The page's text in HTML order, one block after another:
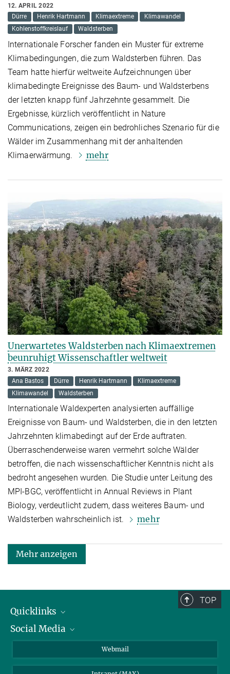
12. APRIL 2022
Dürre
Henrik Hartmann Klimaextreme
Klimawandel
Kohlenstoffkreislauf
Waldsterben
Internationale Forscher fanden ein Muster für extreme
Klimabedingungen, die zum Waldsterben führen. Das
Team hatte hierfür weltweite Aufzeichnungen über
klimabedingte Ereignisse des Baum- und Waldsterbens
der letzten knapp fünf Jahrzehnte gesammelt. Die
Ergebnisse, kürzlich veröffentlicht in Nature
Communications, zeigen ein bedrohliches Szenario für die
Wälder im Zusammenhang mit der anhaltenden
Klimaerwärmung.
mehr
Unerwartetes Waldsterben nach Klimaextremen
beunruhigt Wissenschaftler weltweit
3. MÄRZ 2022
Ana Bastos
Dürre Henrik Hartmann
Klimaextreme
Klimawandel
Waldsterben
Internationale Waldexperten analysierten auffällige
Ereignisse von Baum- und Waldsterben, die in den letzten
Jahrzehnten klimabedingt auf der Erde auftraten.
Überraschenderweise waren vermehrt solche Wälder
betroffen, die nach wissenschaftlicher Kenntnis nicht als
bedroht angesehen wurden. Die Studie unter Leitung des
MPI-BGC, veröffentlicht in Annual Reviews in Plant
Biology, verdeutlicht zudem, dass weiteres Baum- und
Waldsterben wahrscheinlich ist.
mehr
Mehr anzeigen
TOP
Quicklinks
IMPRS Graduiertenschule
Social Media
BlueSky
Webmail